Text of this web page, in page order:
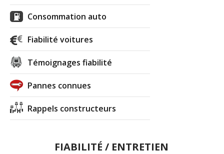
Consommation auto
Fiabilité voitures
Témoignages fiabilité
Pannes connues
Rappels constructeurs
FIABILITÉ / ENTRETIEN